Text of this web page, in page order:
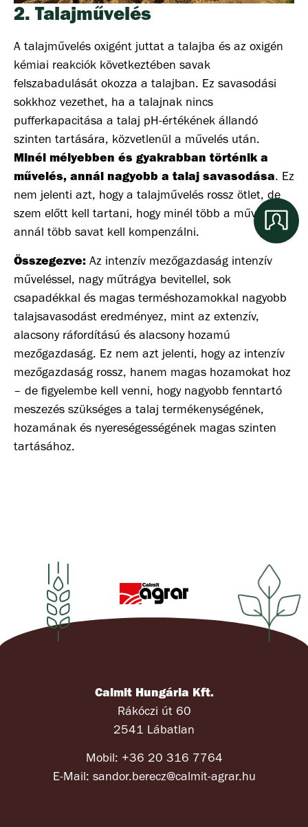
2. Talajművelés
A talajművelés oxigént juttat a talajba és az oxigén
kémiai reakciók következtében savak
felszabadulását okozza a talajban. Ez savasodási
sokkhoz vezethet, ha a talajnak nincs
pufferkapacitása a talaj pH-értékének állandó
szinten tartására, közvetlenül a művelés után.
Minél mélyebben és gyakrabban történik a
művelés, annál nagyobb a talaj savasodása. Ez
nem jelenti azt, hogy a talajművelés rossz ötlet, de
szem előtt kell tartani, hogy minél több a művelés,
annál több savat kell kompenzálni.
Összegezve: Az intenzív mezőgazdaság intenzív
műveléssel, nagy műtrágya bevitellel, sok
csapadékkal és magas terméshozamokkal nagyobb
talajsavasodást eredményez, mint az extenzív,
alacsony ráfordítású és alacsony hozamú
mezőgazdaság. Ez nem azt jelenti, hogy az intenzív
mezőgazdaság rossz, hanem magas hozamokat hoz
– de figyelembe kell venni, hogy nagyobb fenntartó
meszezés szükséges a talaj termékenységének,
hozamának és nyereségességének magas szinten
tartásához.
Calmit Hungária Kft.
Rákóczi út 60
2541 Lábatlan
Mobil: +36 20 316 7764
E-Mail: sandor.berecz@calmit-agrar.hu